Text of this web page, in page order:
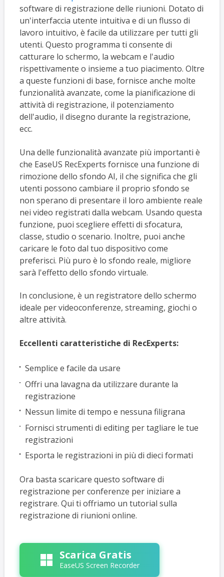
software di registrazione delle riunioni. Dotato di
un'interfaccia utente intuitiva e di un flusso di
lavoro intuitivo, è facile da utilizzare per tutti gli
utenti. Questo programma ti consente di
catturare lo schermo, la webcam e l'audio
rispettivamente o insieme a tuo piacimento. Oltre
a queste funzioni di base, fornisce anche molte
funzionalità avanzate, come la pianificazione di
attività di registrazione, il potenziamento
dell'audio, il disegno durante la registrazione,
ecc.
Una delle funzionalità avanzate più importanti è
che EaseUS RecExperts fornisce una funzione di
rimozione dello sfondo AI, il che significa che gli
utenti possono cambiare il proprio sfondo se
non sperano di presentare il loro ambiente reale
nei video registrati dalla webcam. Usando questa
funzione, puoi scegliere effetti di sfocatura,
classe, studio o scenario. Inoltre, puoi anche
caricare le foto dal tuo dispositivo come
preferisci. Più puro è lo sfondo reale, migliore
sarà l'effetto dello sfondo virtuale.
In conclusione, è un registratore dello schermo
ideale per videoconferenze, streaming, giochi o
altre attività.
Eccellenti caratteristiche di RecExperts:
Semplice e facile da usare
Offri una lavagna da utilizzare durante la
registrazione
Nessun limite di tempo e nessuna filigrana
Fornisci strumenti di editing per tagliare le tue
registrazioni
Esporta le registrazioni in più di dieci formati
Ora basta scaricare questo software di
registrazione per conferenze per iniziare a
registrare. Qui ti offriamo un tutorial sulla
registrazione di riunioni online.
Scarica Gratis
EaseUS Screen Recorder